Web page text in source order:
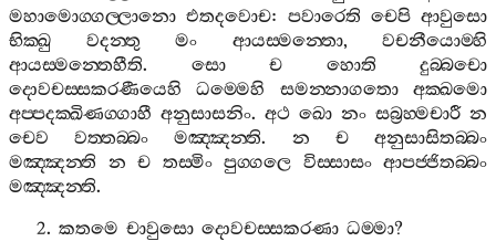
මහාමොග‍්ගල‍්ලානො එතදවොච: පවාරෙති චෙපි ආවුසො
භික‍්ඛු
වදන‍්තු මං ආයස‍්මන‍්තො, වචනීයොම‍්හි
ආයස‍්මන‍්තෙහීති. සො ච හොති
දුබ‍්බචො
දොවචස‍්සකරණීයෙහි
ධම‍්මෙහි සමන‍්නාගතො
අක‍්ඛමො
අප‍්පදක‍්ඛිණග‍්ගාහී අනුසාසනිං. අථ ඛො නං සබ්‍රහ‍්මචාරී න
චෙව
වත‍්තබ‍්බං මඤ‍්ඤන‍්ති. න ච
අනුසාසිතබ‍්බං
මඤ‍්ඤන‍්ති
න ච තස‍්මිං පුග‍්ගලෙ විස‍්සාසං ආපජ‍්ජිතබ‍්බං
මඤ‍්ඤන‍්ති.
2. කතමෙ චාවුසො දොවචස‍්සකරණා ධම‍්මා?